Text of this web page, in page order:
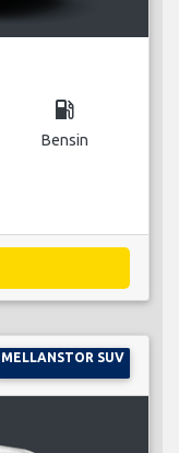
local_gas_station
Bensin
MELLANSTOR SUV